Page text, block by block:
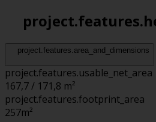
project.features.area_and_dimensions
project.features.usable_net_area
167,7 / 171,8 m²
project.features.footprint_area
257m²